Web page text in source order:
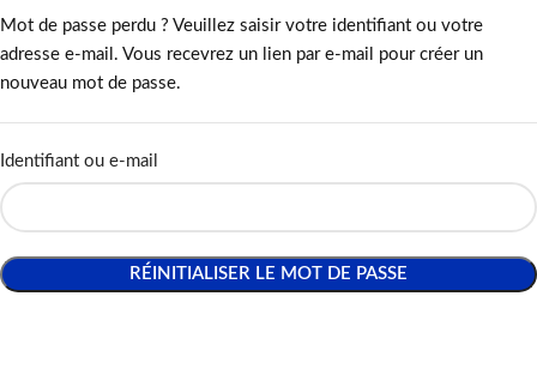
Mot de passe perdu ? Veuillez saisir votre identifiant ou votre
adresse e-mail. Vous recevrez un lien par e-mail pour créer un
nouveau mot de passe.
Identifiant ou e-mail
RÉINITIALISER LE MOT DE PASSE